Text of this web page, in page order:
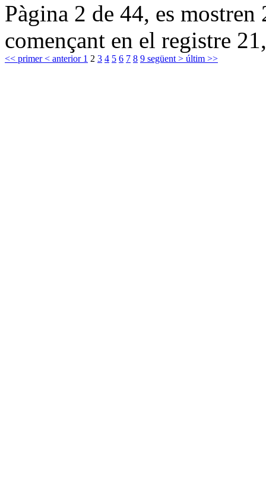
Pàgina 2 de 44, es
començant en el registre
<< primer< anterior 1 2 3 4 5 6 7 8 9 següent > últim >>